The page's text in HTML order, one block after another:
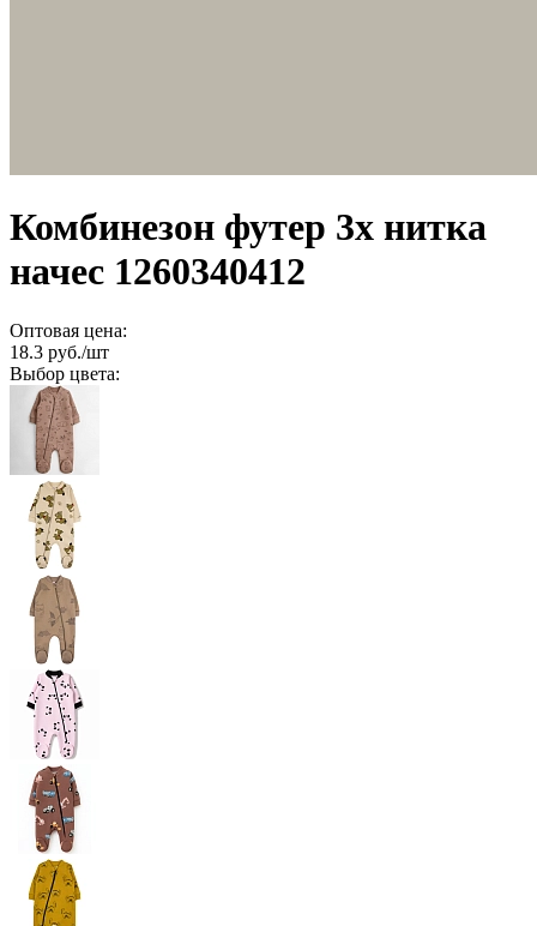
Комбинезон футер 3х нитка
начес 1260340412
Оптовая цена:
18.3 руб./шт
Выбор цвета: